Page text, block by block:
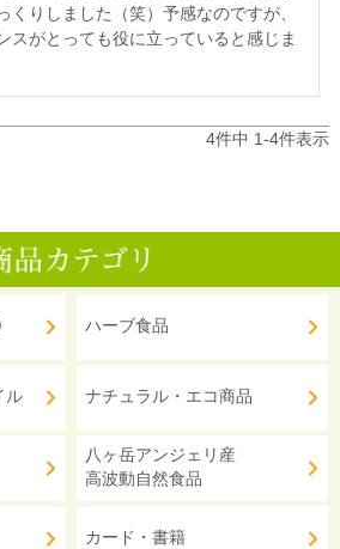
くりしました（笑）予感なのですが、
スがとっても役に立っていると感じま
4件中 1-4件表示
ル
ハーブ食品
ナチュラル・エコ商品
八ヶ岳アンジェリ産
高波動自然食品
カード・書籍